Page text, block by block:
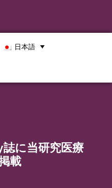
日本語
に当研究医療
載